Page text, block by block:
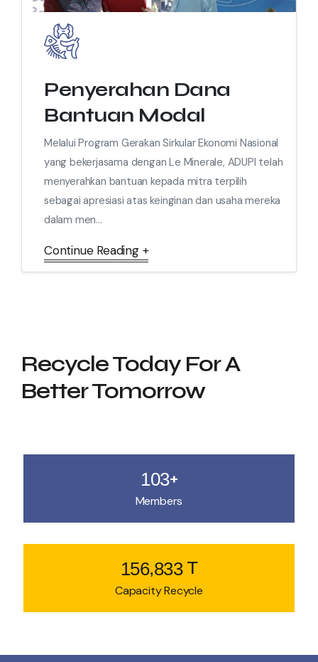
Penyerahan Dana
Bantuan Modal
Melalui Program Gerakan Sirkular Ekonomi Nasional
yang bekerjasama dengan Le Minerale, ADUPI telah
menyerahkan bantuan kepada mitra terpilih
sebagai apresiasi atas keinginan dan usaha mereka
dalam men...
Continue Reading +
Recycle Today For A
Better Tomorrow
103+
Members
156,833T
Capacity Recycle